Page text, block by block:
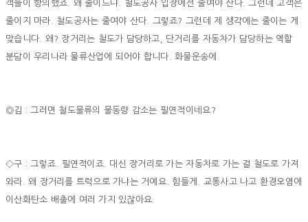
객들이 항의했죠. 왜 줄이느냐. 철도공사 입장에선 줄여야 산다. 그런데 고객은
줄이지 마라. 철도공사는 줄여야 산다. 그렇죠? 그런데 제 생각에는 줄이는 게
맞습니다. 왜? 장거리는 철도가 담당하고, 단거리를 자동차가 담당하는 역할
분담이 우리나라 물류산업에 되어야 합니다. 화물운송에.
◎김 : 그러면 철도물류의 물동량 감소는 필연적이네요?
◇구 : 그렇죠. 필연적이죠. 대신 장거리로 가는 자동차로 가는 걸 철도로 가져
와라. 왜 장거리를 트럭으로 가냐는 거예요. 힘들게. 교통사고 나고 환경오염에
이산화탄소 배출에 여러 가지 있잖아요.